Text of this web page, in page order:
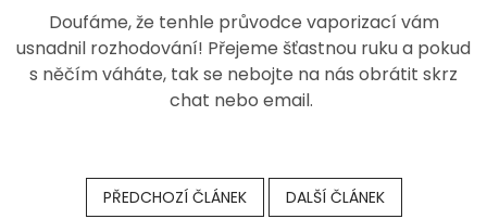
Doufáme, že tenhle průvodce vaporizací vám
usnadnil rozhodování! Přejeme šťastnou ruku a pokud
s něčím váháte, tak se nebojte na nás obrátit skrz
chat nebo email.
PŘEDCHOZÍ ČLÁNEK DALŠÍ ČLÁNEK